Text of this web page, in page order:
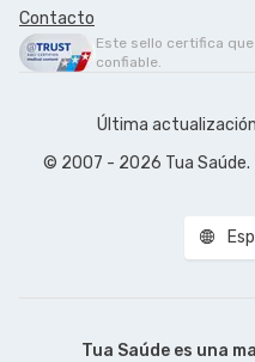
Contacto
Este sello certifica
confiable.
Última
© 2007 - 2026 Tua Saúde.
Tua Saúde es una